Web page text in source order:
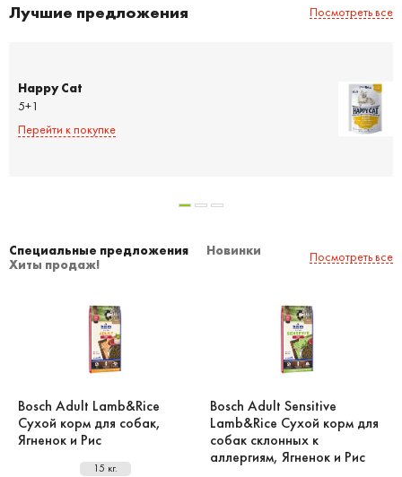
Лучшие предложения Посмотреть все
Happy Cat
5+1
Перейти к покупке
Специальные предложения
Новинки
Хиты продаж!
Посмотреть все
Bosch Adult Lamb&Rice
Сухой корм для собак,
Ягненок и Рис
15 кг.
Bosch Adult Sensitive
Lamb&Rice Сухой корм для
собак склонных к
аллергиям, Ягненок и Рис